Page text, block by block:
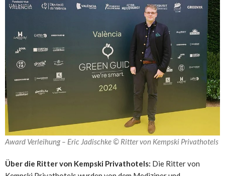
Award Verleihung – Eric Jadischke © Ritter von Kempski Privathotels
Über die Ritter von Kempski Privathotels: Die Ritter von